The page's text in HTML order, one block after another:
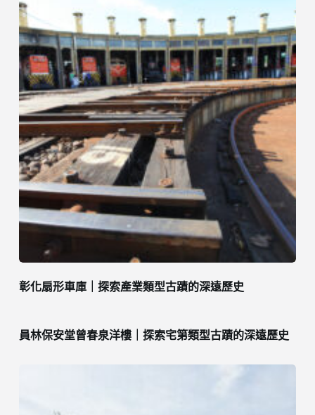
彰化扇形車庫｜探索產業類型古蹟的深遠歷史
員林保安堂曾春泉洋樓｜探索宅第類型古蹟的深遠歷史